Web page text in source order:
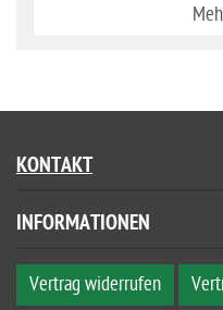
KONTAKT
INFORMATIONEN
Vertrag widerrufen